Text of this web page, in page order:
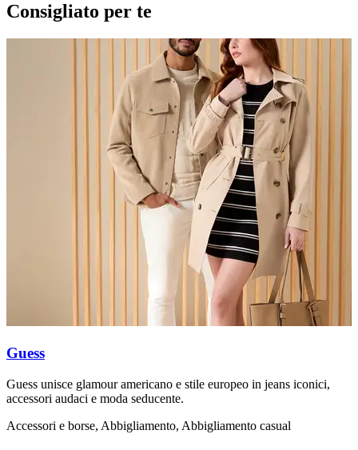
Consigliato per te
Guess
Guess unisce glamour americano e stile europeo in jeans iconici,
accessori audaci e moda seducente.
Accessori e borse, Abbigliamento, Abbigliamento casual